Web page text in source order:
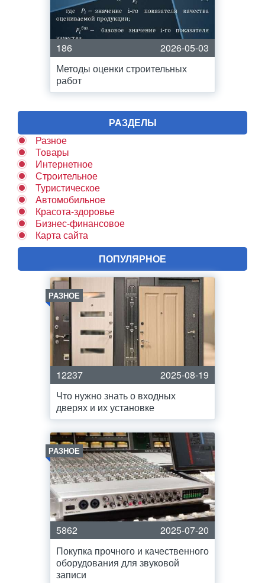
186
2026-05-03
Методы оценки строительных
работ
РАЗДЕЛЫ
Разное
Товары
Интернетное
Строительное
Туристическое
Автомобильное
Красота-здоровье
Бизнес-финансовое
Карта сайта
ПОПУЛЯРНОЕ
РАЗНОЕ
12237
2025-08-19
Что нужно знать о входных
дверях и их установке
РАЗНОЕ
5862
2025-07-20
Покупка прочного и качественного
оборудования для звуковой
записи